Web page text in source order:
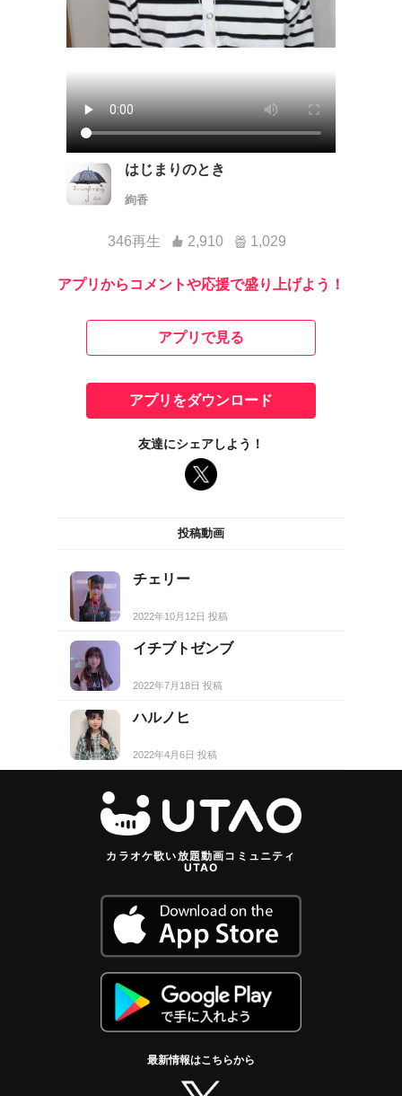
はじまりのとき
絢香
346再生 2,910 1,029
アプリからコメントや応援で盛り上げよう！
アプリで見る
アプリをダウンロード
友達にシェアしよう！
投稿動画
チェリー
2022年10月12日 投稿
イチブトゼンブ
2022年7月18日 投稿
ハルノヒ
2022年4月6日 投稿
カラオケ歌い放題動画コミュニティ
UTAO
最新情報はこちらから